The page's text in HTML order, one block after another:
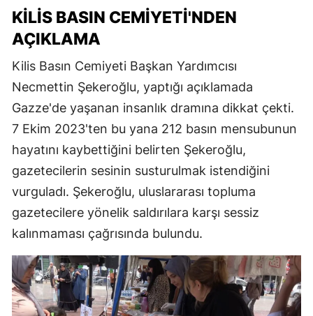
KILIS BASIN CEMIYETI'NDEN
AÇIKLAMA
Kilis Basın Cemiyeti Başkan Yardımcısı
Necmettin Şekeroğlu, yaptığı açıklamada
Gazze'de yaşanan insanlık dramına dikkat çekti.
7 Ekim 2023'ten bu yana 212 basın mensubunun
hayatını kaybettiğini belirten Şekeroğlu,
gazetecilerin sesinin susturulmak istendiğini
vurguladı. Şekeroğlu, uluslararası topluma
gazetecilere yönelik saldırılara karşı sessiz
kalınmaması çağrısında bulundu.